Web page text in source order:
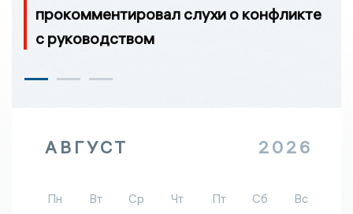
прокомментировал слухи о конфликте
с руководством
АВГУСТ 2026
Пн Вт Ср Чт Пт Сб
Вс